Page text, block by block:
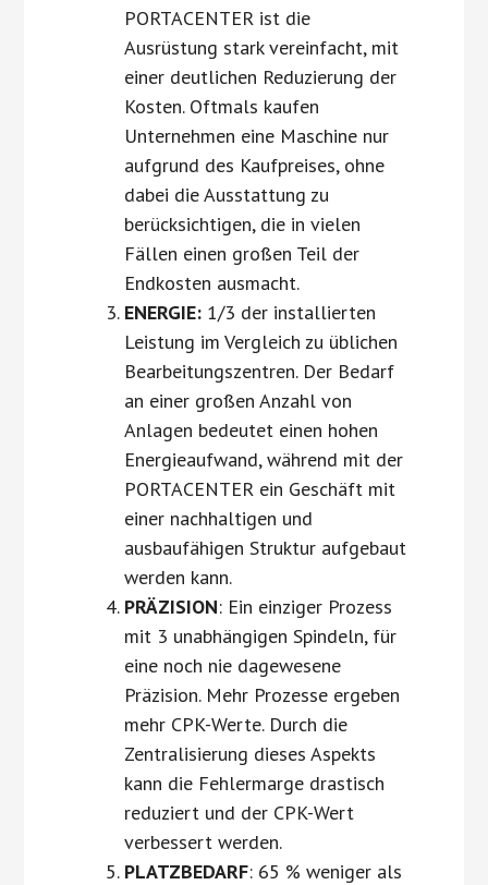
PORTACENTER ist die
Ausrüstung stark vereinfacht, mit
einer deutlichen Reduzierung der
Kosten. Oftmals kaufen
Unternehmen eine Maschine nur
aufgrund des Kaufpreises, ohne
dabei die Ausstattung zu
berücksichtigen, die in vielen
Fällen einen großen Teil der
Endkosten ausmacht.
ENERGIE: 1/3 der installierten
Leistung im Vergleich zu üblichen
Bearbeitungszentren. Der Bedarf
an einer großen Anzahl von
Anlagen bedeutet einen hohen
Energieaufwand, während mit der
PORTACENTER ein Geschäft mit
einer nachhaltigen und
ausbaufähigen Struktur aufgebaut
werden kann.
PRÄZISION: Ein einziger Prozess
mit 3 unabhängigen Spindeln, für
eine noch nie dagewesene
Präzision. Mehr Prozesse ergeben
mehr CPK-Werte. Durch die
Zentralisierung dieses Aspekts
kann die Fehlermarge drastisch
reduziert und der CPK-Wert
verbessert werden.
PLATZBEDARF: 65 % weniger als